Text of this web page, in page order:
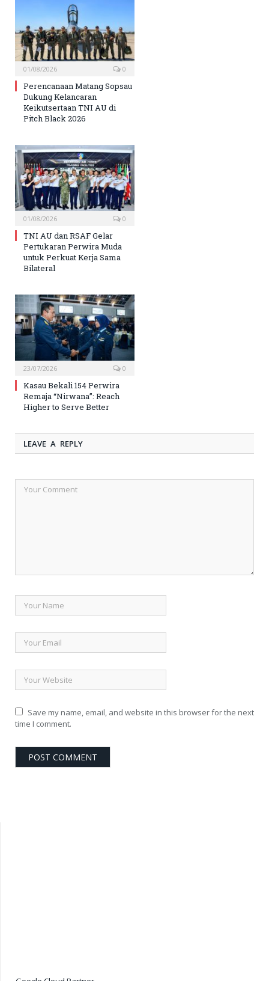
01/08/2026 0
Perencanaan Matang Sopsau
Dukung Kelancaran
Keikutsertaan TNI AU di
Pitch Black 2026
01/08/2026 0
TNI AU dan RSAF Gelar
Pertukaran Perwira Muda
untuk Perkuat Kerja Sama
Bilateral
23/07/2026 0
Kasau Bekali 154 Perwira
Remaja “Nirwana”: Reach
Higher to Serve Better
LEAVE A REPLY
Save my name, email, and website in this browser for the next
time I comment.